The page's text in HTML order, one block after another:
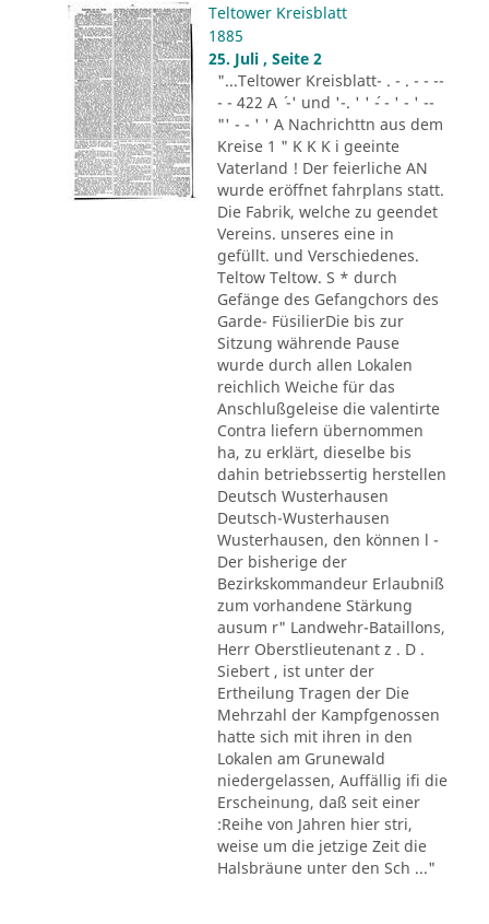
Teltower Kreisblatt
1885
25. Juli , Seite 2
"...Teltower Kreisblatt- . - . - - --
- - 422 A ´ -' und '-. ' ' ´- - ' - ' --
"' - - ' ' A Nachrichttn aus dem
Kreise 1 " K K K i geeinte
Vaterland ! Der feierliche AN
wurde eröffnet fahrplans statt.
Die Fabrik, welche zu geendet
Vereins. unseres eine in
gefüllt. und Verschiedenes.
Teltow Teltow. S * durch
Gefänge des Gefangchors des
Garde- FüsilierDie bis zur
Sitzung währende Pause
wurde durch allen Lokalen
reichlich Weiche für das
Anschlußgeleise die valentirte
Contra liefern übernommen
ha, zu erklärt, dieselbe bis
dahin betriebssertig herstellen
Deutsch Wusterhausen
Deutsch-Wusterhausen
Wusterhausen, den können l -
Der bisherige der
Bezirkskommandeur Erlaubniß
zum vorhandene Stärkung
ausum r" Landwehr-Bataillons,
Herr Oberstlieutenant z . D .
Siebert , ist unter der
Ertheilung Tragen der Die
Mehrzahl der Kampfgenossen
hatte sich mit ihren in den
Lokalen am Grunewald
niedergelassen, Auffällig ifi die
Erscheinung, daß seit einer
:Reihe von Jahren hier stri,
weise um die jetzige Zeit die
Halsbräune unter den Sch ..."